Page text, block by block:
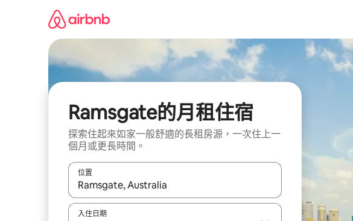
Ramsgate的月租住宿
探索住起來如家一般舒適的長租房源，一次住上一
個月或更長時間。
位置
如有搜尋結果，瀏覽內容時請使用上下箭頭，或輕點、滑動裝置。
入住日期